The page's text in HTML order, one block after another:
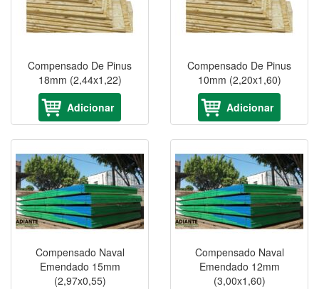
Compensado De Pinus
18mm (2,44x1,22)
Adicionar
Compensado De Pinus
10mm (2,20x1,60)
Adicionar
Compensado Naval
Emendado 15mm
(2,97x0,55)
Compensado Naval
Emendado 12mm
(3,00x1,60)